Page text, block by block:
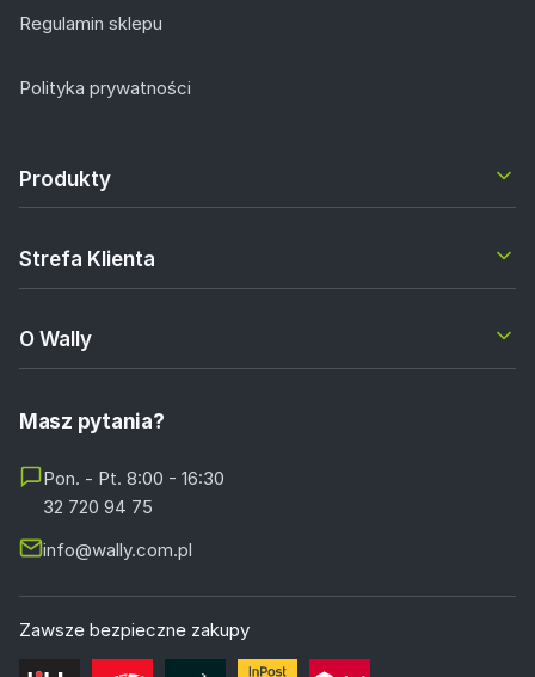
Regulamin sklepu
Polityka prywatności
Produkty
Strefa Klienta
O Wally
Masz pytania?
Pon. - Pt. 8:00 - 16:30
32 720 94 75
info@wally.com.pl
Zawsze bezpieczne zakupy